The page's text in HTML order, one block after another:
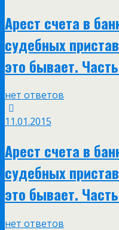
Арест счета в
судебных
это бывает.
нет ответов
11.01.2015
Арест счета в
судебных
это бывает.
нет ответов